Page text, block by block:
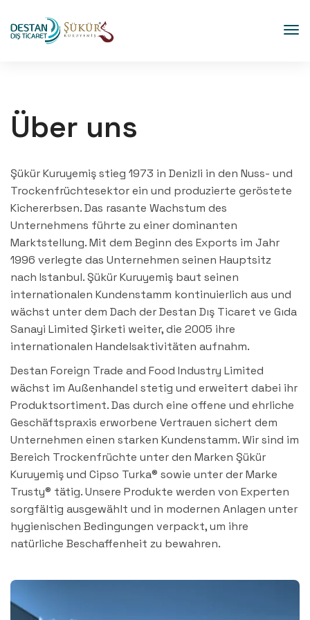
Über uns
Şükür Kuruyemiş stieg 1973 in Denizli in den Nuss- und
Trockenfrüchtesektor ein und produzierte geröstete
Kichererbsen. Das rasante Wachstum des
Unternehmens führte zu einer dominanten
Marktstellung. Mit dem Beginn des Exports im Jahr
1996 verlegte das Unternehmen seinen Hauptsitz
nach Istanbul. Şükür Kuruyemiş baut seinen
internationalen Kundenstamm kontinuierlich aus und
wächst unter dem Dach der Destan Dış Ticaret ve Gıda
Sanayi Limited Şirketi weiter, die 2005 ihre
internationalen Handelsaktivitäten aufnahm.
Destan Foreign Trade and Food Industry Limited
wächst im Außenhandel stetig und erweitert dabei ihr
Produktsortiment. Das durch eine offene und ehrliche
Geschäftspraxis erworbene Vertrauen sichert dem
Unternehmen einen starken Kundenstamm. Wir sind im
Bereich Trockenfrüchte unter den Marken Şükür
Kuruyemiş und Cipso Turka® sowie unter der Marke
Trusty® tätig. Unsere Produkte werden von Experten
sorgfältig ausgewählt und in modernen Anlagen unter
hygienischen Bedingungen verpackt, um ihre
natürliche Beschaffenheit zu bewahren.